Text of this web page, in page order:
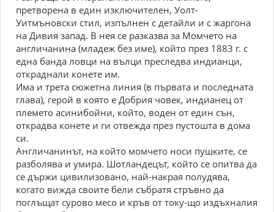
претворена в един изключителен, Уолт-
Уитмъновски стил, изпълнен с детайли и с жаргона
на Дивия запад. В нея се разказва за Момчето на
англичанина (младеж без име), който през 1883 г. с
една банда ловци на вълци преследва индианци,
откраднали конете им.
Има и трета сюжетна линия (в първата и последната
глава), герой в която е Добрия човек, индианец от
племето асинибойни, който, воден от един сън,
открадва конете и ги отвежда през пустошта в дома
си.
Англичанинът, на който момчето носи пушките, се
разболява и умира. Шотландецът, който се опитва да
се държи цивилизовано, най-накрая полудява,
когато вижда своите бели събратя стръвно да
поглъщат сурово месо и кръв от току-що издъхналия